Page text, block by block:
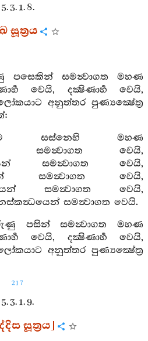
5. 3. 1. 8.
සූත්‍රය
පසෙකින් සමන්‍වාගත මහණ
වෙයි, දක්‍ෂිණාර්‍හ වෙයි,
අනුත්තර පුණ්‍යක්‍ෂේත්‍ර
සස්නෙහි මහණ
සමන්‍වාගත වෙයි,
සමන්‍වාගත වෙයි,
සමන්‍වාගත වෙයි,
සමන්‍වාගත වෙයි,
සමන්‍වාගත වෙයි.
පසින් සමන්‍වාගත මහණ
වෙයි, දක්‍ෂිණාර්‍හ වෙයි,
අනුත්තර පුණ්‍යක්‍ෂේත්‍ර
217
5. 3. 1. 9.
සූත්‍රය]